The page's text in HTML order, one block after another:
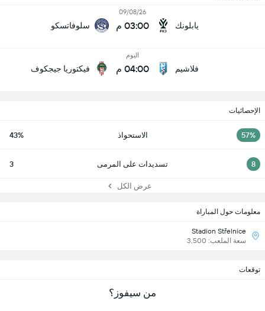
يابلونك
09/08/26
03:00 م سلوفاتسكو
فلاشيم
اليوم
04:00 م فيكتوريا جيجكوف
الإحصائيات
57% الاستحواذ 43%
8 تسديدات على المرمى 3
عرض الكل
معلومات حول المباراة
Stadion Střelnice
سعة الملعب: 3,500
توقعات
من سيفوز؟